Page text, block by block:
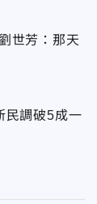
世芳：那天
民調破5成一